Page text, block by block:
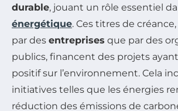
durable, jouant un rôle essentiel
énergétique. Ces titres de
par des entreprises que par des
publics, financent des projets
positif sur l’environnement. Cela
initiatives telles que les énergies
réduction des émissions de